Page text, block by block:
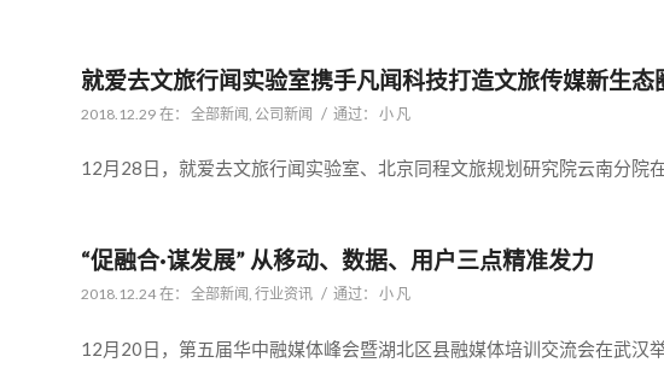
就爱去文旅行闻实验室携手凡闻科技打造文旅传媒新生态
2018.12.29 在： 全部新闻 公司新闻 / 通过： 小 凡
12月28日，就爱去文旅行闻实验室、北京同程文旅规划研究院云南分
“促融合·谋发展” 从移动、数据、用户三点精准发力
2018.12.24 在： 全部新闻, 行业资讯 / 通过： 小 凡
12月20日，第五届华中融媒体峰会暨湖北区县融媒体培训交流会在武汉